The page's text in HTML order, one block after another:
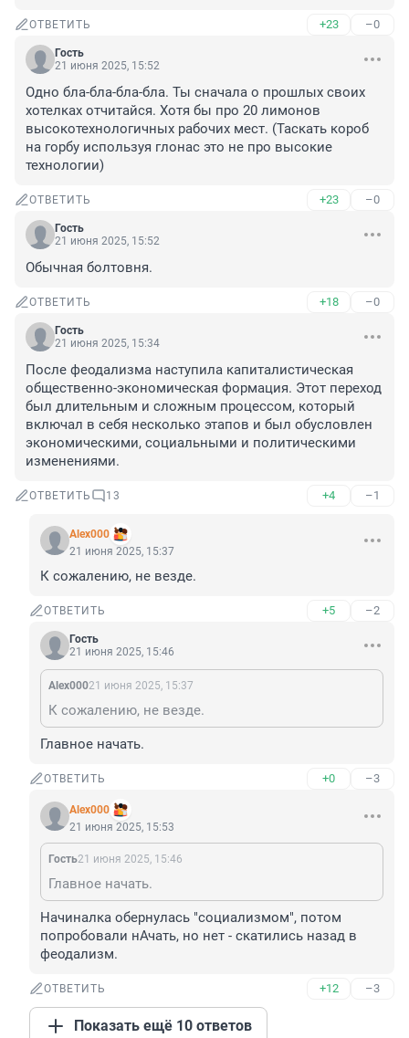
ОТВЕТИТЬ +23 –0
Гость
21 июня 2025, 15:52
Одно бла-бла-бла-бла. Ты сначала о прошлых своих
хотелках отчитайся. Хотя бы про 20 лимонов
высокотехнологичных рабочих мест. (Таскать короб
на горбу используя глонас это не про высокие
технологии)
ОТВЕТИТЬ +23 –0
Гость
21 июня 2025, 15:52
Обычная болтовня.
ОТВЕТИТЬ +18 –0
Гость
21 июня 2025, 15:34
После феодализма наступила капиталистическая
общественно-экономическая формация. Этот переход
был длительным и сложным процессом, который
включал в себя несколько этапов и был обусловлен
экономическими, социальными и политическими
изменениями.
ОТВЕТИТЬ 13 +4 –1
Alex000
21 июня 2025, 15:37
К сожалению, не везде.
ОТВЕТИТЬ +5 –2
Гость
21 июня 2025, 15:46
Alex00021 июня 2025, 15:37
К сожалению, не везде.
Главное начать.
ОТВЕТИТЬ +0 –3
Alex000
21 июня 2025, 15:53
Гость21 июня 2025, 15:46
Главное начать.
Начиналка обернулась "социализмом", потом
попробовали нАчать, но нет - скатились назад в
феодализм.
ОТВЕТИТЬ +12 –3
Показать ещё 10 ответов